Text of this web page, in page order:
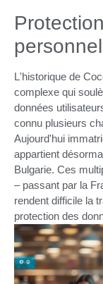
L'historique de
complexe qui
données
connu plusieurs
Aujourd'hui
appartient
Bulgarie. Ces
– passant par la
rendent difficile la
protection des